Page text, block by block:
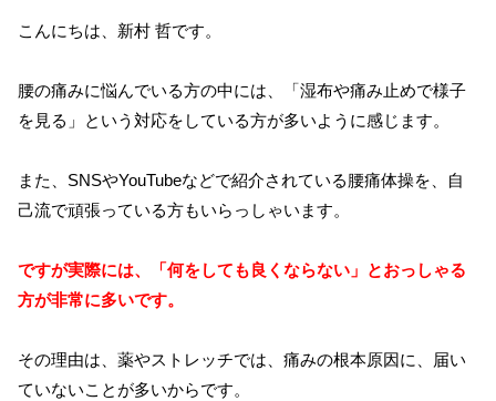
こんにちは、新村 哲です。
腰の痛みに悩んでいる方の中には、「湿布や痛み止めで様子
を見る」という対応をしている方が多いように感じます。
また、SNSやYouTubeなどで紹介されている腰痛体操を、自
己流で頑張っている方もいらっしゃいます。
ですが実際には、「何をしても良くならない」とおっしゃる
方が非常に多いです。
その理由は、薬やストレッチでは、痛みの根本原因に、届い
ていないことが多いからです。